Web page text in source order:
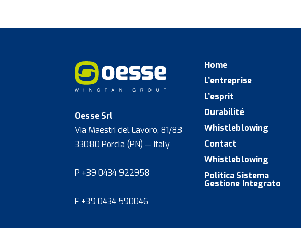
Oesse Srl
Via Maestri del Lavoro, 81/83
33080 Porcia (PN) — Italy
P +39 0434 922958
F +39 0434 590046
Home
L’entreprise
L’esprit
Durabilité
Whistleblowing
Contact
Whistleblowing
Politica Sistema
Gestione Integrato